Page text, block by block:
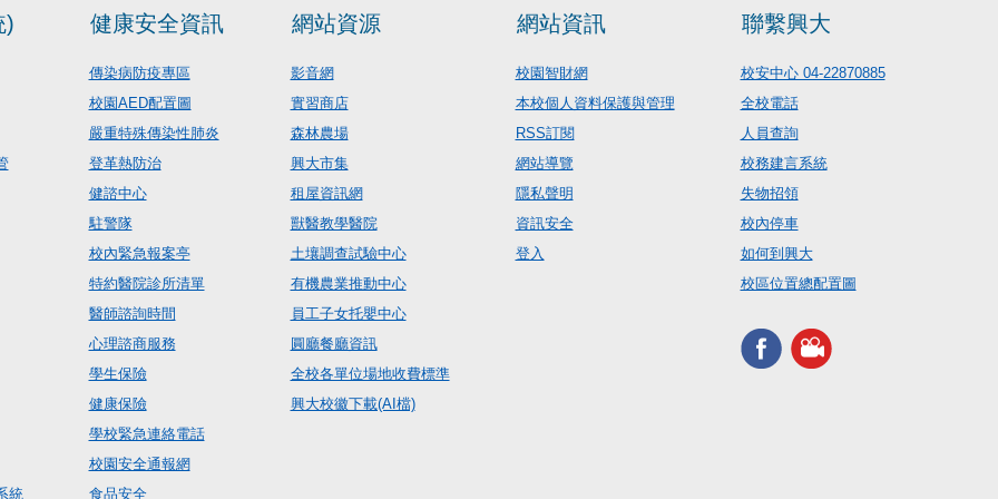
)
統
健康安全資訊
傳染病防疫專區
校園AED配置圖
嚴重特殊傳染性肺炎
登革熱防治
健諮中心
駐警隊
校內緊急報案亭
特約醫院診所清單
醫師諮詢時間
心理諮商服務
學生保險
健康保險
學校緊急連絡電話
校園安全通報網
食品安全
網站資源
影音網
實習商店
森林農場
興大市集
租屋資訊網
獸醫教學醫院
土壤調查試驗中心
有機農業推動中心
員工子女托嬰中心
圓廳餐廳資訊
全校各單位場地收費標準
興大校徽下載(AI檔)
網站資訊
校園智財網
本校個人資料保護與管理
RSS訂閱
網站導覽
隱私聲明
資訊安全
登入
聯繫興大
校安中心 04-22870885
全校電話
人員查詢
校務建言系統
失物招領
校內停車
如何到興大
校區位置總配置圖